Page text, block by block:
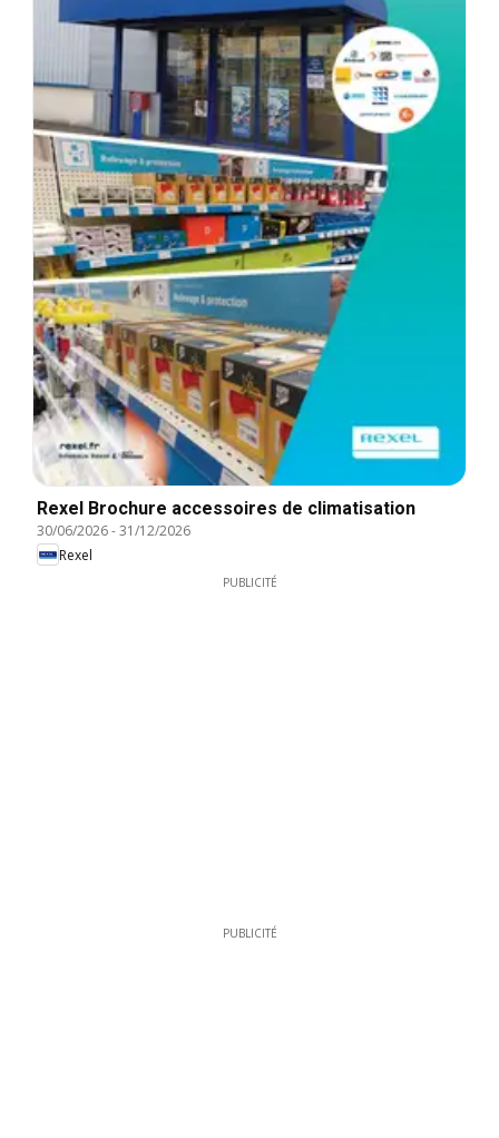
Rexel Brochure accessoires de climatisation
30/06/2026-31/12/2026
Rexel
PUBLICITÉ
PUBLICITÉ